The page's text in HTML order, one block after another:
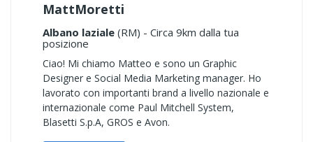
MattMoretti
Albano laziale (RM) - Circa 9km dalla tua
posizione
Ciao! Mi chiamo Matteo e sono un Graphic
Designer e Social Media Marketing manager. Ho
lavorato con importanti brand a livello nazionale e
internazionale come Paul Mitchell System,
Blasetti S.p.A, GROS e Avon.